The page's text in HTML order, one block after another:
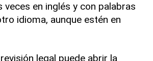
veces en inglés y con palabras
idioma, aunque estén en
legal puede abrir la